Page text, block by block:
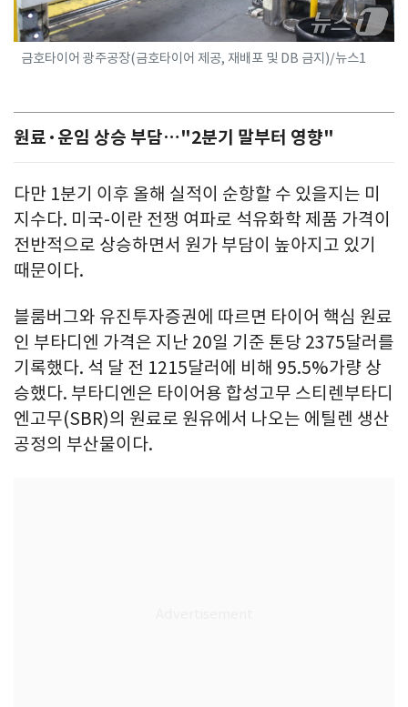
금호타이어 광주공장(금호타이어 제공, 재배포 및 DB 금지)/뉴스1
원료·운임 상승 부담…"2분기 말부터 영향"
다만 1분기 이후 올해 실적이 순항할 수 있을지는 미
지수다. 미국-이란 전쟁 여파로 석유화학 제품 가격이
전반적으로 상승하면서 원가 부담이 높아지고 있기
때문이다.
블룸버그와 유진투자증권에 따르면 타이어 핵심 원료
인 부타디엔 가격은 지난 20일 기준 톤당 2375달러를
기록했다. 석 달 전 1215달러에 비해 95.5%가량 상
승했다. 부타디엔은 타이어용 합성고무 스티렌부타디
엔고무(SBR)의 원료로 원유에서 나오는 에틸렌 생산
공정의 부산물이다.